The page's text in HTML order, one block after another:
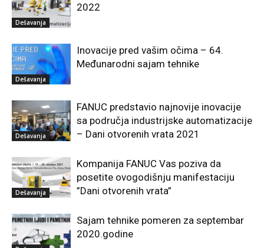
Dešavanja
2022
Dešavanja
Inovacije pred vašim očima – 64.
Međunarodni sajam tehnike
Dešavanja
FANUC predstavio najnovije inovacije
sa područja industrijske automatizacije
– Dani otvorenih vrata 2021
Dešavanja
Kompanija FANUC Vas poziva da
posetite ovogodišnju manifestaciju
”Dani otvorenih vrata”
Sajam tehnike pomeren za septembar
2020.godine